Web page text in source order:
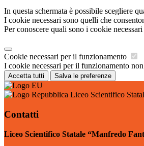
In questa schermata è possibile scegliere
I cookie necessari sono quelli che
Per conoscere quali sono i cookie
Cookie necessari per il funzionamento
I cookie necessari per il funzionamento
Accetta tutti Salva le preferenze
Liceo Scientifico
Contatti
Liceo Scientifico Statale “Manfredo